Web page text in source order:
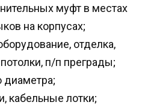
муфт в местах
на корпусах;
отделка,
п/п преграды;
диаметра;
кабельные лотки;